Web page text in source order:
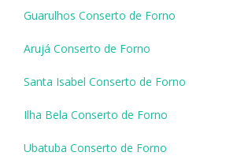
Guarulhos Conserto de Forno
Arujá Conserto de Forno
Santa Isabel Conserto de Forno
Ilha Bela Conserto de Forno
Ubatuba Conserto de Forno